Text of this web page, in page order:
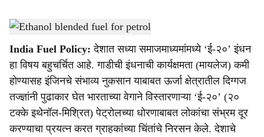
a
r
e
E20 petrol safe for vehicles-Agrowon
India Fuel Policy: देशात सध्या समाजमाध्यमांमध्ये ‘ई-२०’ इंधन
हा विषय बहुचर्चित आहे. गाडीची इंधनाची कार्यक्षमता (मायलेज) कमी
होण्यासह इंजिनचे संभाव्य नुकसान याबाबत ऊर्जा क्षेत्रातील दिग्गज
तज्ज्ञांनी पुढाकार घेत भारताच्या वेगाने विस्तारणाऱ्या ‘ई-२०’ (२०
टक्के इथेनॉल-मिश्रित) पेट्रोलच्या धोरणाबाबत लोकांचा संभ्रम दूर
करण्याचा प्रयत्न करत ग्राहकांच्या चिंतांचे निरसन केले. देशाचे